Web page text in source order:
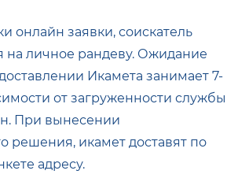
онлайн заявки, соискатель
на личное рандеву. Ожидание
Икамета занимает 7-
от загруженности службы
При вынесении
решения, икамет доставят по
адресу.